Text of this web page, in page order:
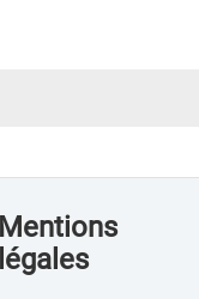
Mentions
légales